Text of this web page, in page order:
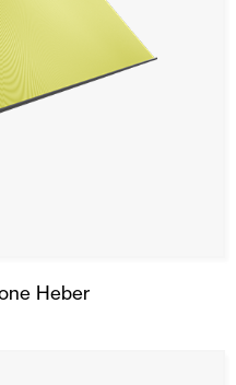
Heber